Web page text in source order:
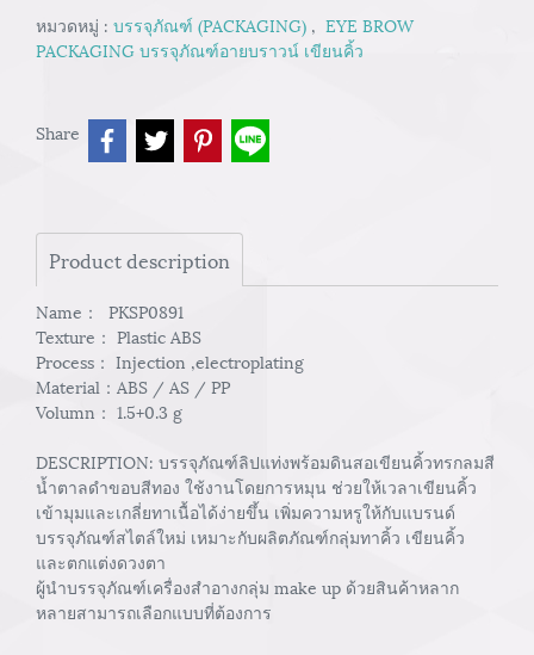
หมวดหมู่ : บรรจุภัณฑ์ (PACKAGING) , EYE BROW
PACKAGING บรรจุภัณฑ์อายบราวน์ เขียนคิ้ว
Share
Product description
Name： PKSP0891
Texture： Plastic ABS
Process： Injection ,electroplating
Material：ABS / AS / PP
Volumn： 1.5+0.3 g
DESCRIPTION: บรรจุภัณฑ์ลิปแท่งพร้อมดินสอเขียนคิ้วทรกลมสี
น้ำตาลดำขอบสีทอง ใช้งานโดยการหมุน ช่วยให้เวลาเขียนคิ้ว
เข้ามุมและเกลี่ยทาเนื้อได้ง่ายขึ้น เพิ่มความหรูให้กับแบรนด์
บรรจุภัณฑ์สไตล์ใหม่ เหมาะกับผลิตภัณฑ์กลุ่มทาคิ้ว เขียนคิ้ว
และตกแต่งดวงตา
ผู้นำบรรจุภัณฑ์เครื่องสำอางกลุ่ม make up ด้วยสินค้าหลาก
หลายสามารถเลือกแบบที่ต้องการ